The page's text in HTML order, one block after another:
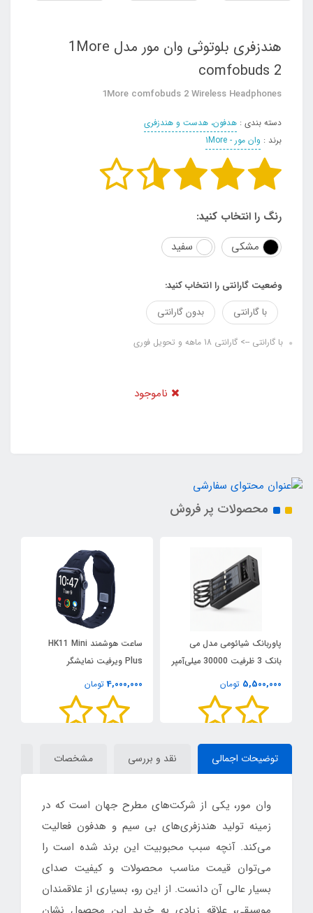
هندزفری بلوتوثی وان مور مدل 1More
comfobuds 2
1More comfobuds 2 Wireless Headphones
دسته بندی : هدفون، هدست و هندزفری
برند : وان مور - 1More
رنگ را انتخاب کنید:
مشکی
سفید
وضعیت گارانتی را انتخاب کنید:
با گارانتی
بدون گارانتی
با گارانتی --> گارانتی 18 ماهه و تحویل فوری
ناموجود
محصولات پر فروش
پاوربانک شیائومی مدل می
بانک 3 ظرفیت 30000 میلی‌آمپر
5,500,000 تومان
ساعت هوشمند HK11 Mini
Plus ویرفیت نمایشگر
AMOLED
4,000,000 تومان
توضیحات اجمالی نقد و بررسی مشخصات
وان مور، یکی از شرکت‌های مطرح جهان است که در
زمینه تولید هندزفری‌های بی سیم و هدفون فعالیت
می‌کند. آنچه سبب محبوبیت این برند شده است را
می‌توان قیمت مناسب محصولات و کیفیت صدای
بسیار عالی آن دانست. از این رو، بسیاری از علاقمندان